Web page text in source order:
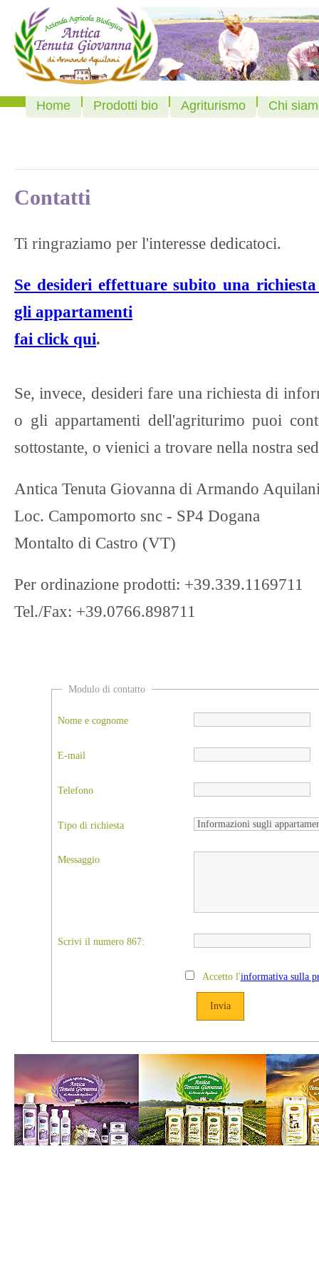
Home Prodotti bio Agriturismo Chi
Contatti
Ti ringraziamo per l'interesse dedicatoci.
Se desideri effettuare subito una
gli appartamenti
fai click qui.
Se, invece, desideri fare una richiesta di
o gli appartamenti dell'agriturimo puoi
sottostante, o vienici a trovare nella nostra
Antica Tenuta Giovanna di Armando
Loc. Campomorto snc - SP4 Dogana
Montalto di Castro (VT)
Per ordinazione prodotti: +39.339.1169711
Tel./Fax: +39.0766.898711
Modulo di contatto
Nome e cognome
E-mail
Telefono
Tipo di richiesta
Messaggio
Scrivi il numero 867:
Accetto l'informativa sulla